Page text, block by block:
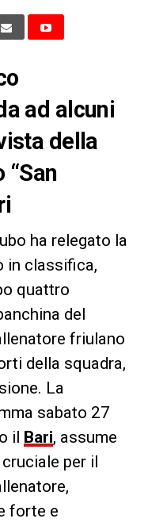
ad alcuni
della
ha relegato la
in classifica,
quattro
del
friulano
della squadra,
La
sabato 27
il Bari, assume
per il
forte e